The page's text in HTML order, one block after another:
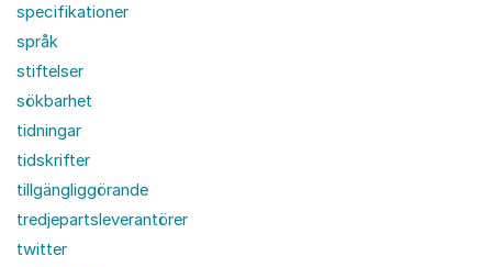
specifikationer
språk
stiftelser
sökbarhet
tidningar
tidskrifter
tillgängliggörande
tredjepartsleverantörer
twitter